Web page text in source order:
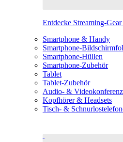
Entdecke Streaming-
Smartphone & Handy
Smartphone-
Smartphone-Hüllen
Smartphone-Zubehör
Tablet
Tablet-Zubehör
Audio- & Videokonferenz
Kopfhörer & Headsets
Tisch- &